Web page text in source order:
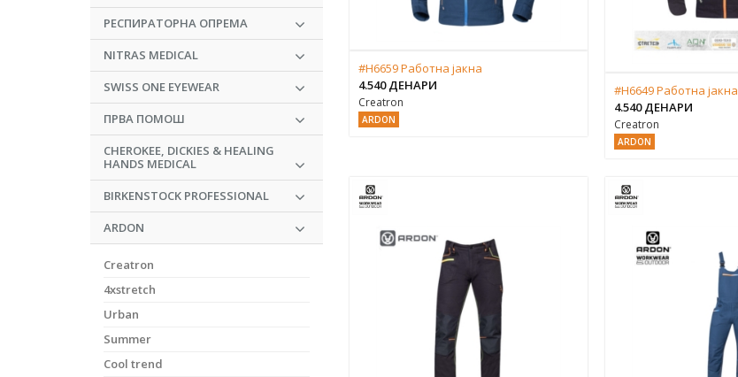
РЕСПИРАТОРНА ОПРЕМА
NITRAS MEDICAL
SWISS ONE EYEWEAR
ПРВА ПОМОШ
CHEROKEE, DICKIES & HEALING
HANDS MEDICAL
BIRKENSTOCK PROFESSIONAL
ARDON
Creatron
4xstretch
Urban
Summer
Cool trend
#H6659 Работна јакна
4.540 ДЕНАРИ
Creatron
ARDON
#H6649 Работна јакна
4.540 ДЕНАРИ
Creatron
ARDON